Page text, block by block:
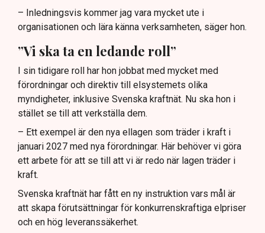
– Inledningsvis kommer jag vara mycket ute i
organisationen och lära känna verksamheten, säger hon.
”Vi ska ta en ledande roll”
I sin tidigare roll har hon jobbat med mycket med
förordningar och direktiv till elsystemets olika
myndigheter, inklusive Svenska kraftnät. Nu ska hon i
stället se till att verkställa dem.
– Ett exempel är den nya ellagen som träder i kraft i
januari 2027 med nya förordningar. Här behöver vi göra
ett arbete för att se till att vi är redo när lagen träder i
kraft.
Svenska kraftnät har fått en ny instruktion vars mål är
att skapa förutsättningar för konkurrenskraftiga elpriser
och en hög leveranssäkerhet.